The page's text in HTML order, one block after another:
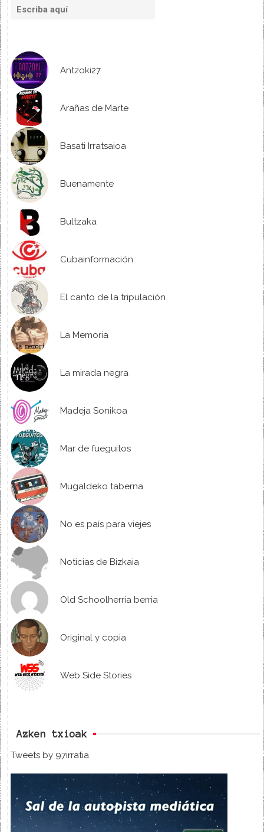
Antzoki27
Arañas de Marte
Basati Irratsaioa
Buenamente
Bultzaka
Cubainformación
El canto de la tripulación
La Memoria
La mirada negra
Madeja Sonikoa
Mar de fueguitos
Mugaldeko taberna
No es país para viejes
Noticias de Bizkaia
Old Schoolherria berria
Original y copia
Web Side Stories
Azken txioak
Tweets by 97irratia